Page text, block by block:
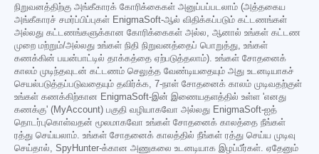
நிறுவனத்திற்கு அங்கீகாரக் கோரிக்கைகள் அனுப்பப்படலாம் (அத்தகைய
அங்கீகாரச் சமர்ப்பிப்புகள் EnigmaSoft-ஆல் விதிக்கப்படும் கட்டணங்கள்
அல்லது கட்டணங்களுக்கான கோரிக்கைகள் அல்ல, ஆனால் உங்கள் கட்டண
முறை மற்றும்/அல்லது உங்கள் நிதி நிறுவனத்தைப் பொறுத்து, உங்கள்
கணக்கின் பயன்பாட்டில் தாக்கத்தை ஏற்படுத்தலாம்). உங்கள் சோதனைக்
காலம் முடிந்தவுடன் கட்டணம் செலுத்த வேண்டியதையும் அது உடனடியாகச்
செயல்படுத்தப்படுவதையும் தவிர்க்க, 7-நாள் சோதனைக் காலம் முடிவதற்குள்
உங்கள் கணக்கிற்கான EnigmaSoft-இன் இணையதளத்தில் உள்ள 'எனது
கணக்கு' (MyAccount) பகுதி வழியாகவோ அல்லது EnigmaSoft-ஐத்
தொடர்புகொள்வதன் மூலமாகவோ உங்கள் சோதனைக் காலத்தை நீங்கள்
ரத்து செய்யலாம். உங்கள் சோதனைக் காலத்தில் நீங்கள் ரத்து செய்ய முடிவு
செய்தால், SpyHunter-க்கான அணுகலை உடனடியாக இழப்பீர்கள். ஏதேனும்